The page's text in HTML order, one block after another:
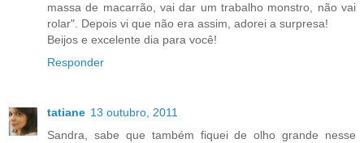
massa de macarrão, vai dar um trabalho monstro, não vai
rolar". Depois vi que não era assim, adorei a surpresa!
Beijos e excelente dia para você!
Responder
tatiane 13 outubro, 2011
Sandra, sabe que também fiquei de olho grande nesse